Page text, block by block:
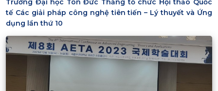
Trường Đại học Tôn Đức Thắng tổ chức Hội thảo Quốc
tế Các giải pháp công nghệ tiên tiến – Lý thuyết và Ứng
dụng lần thứ 10